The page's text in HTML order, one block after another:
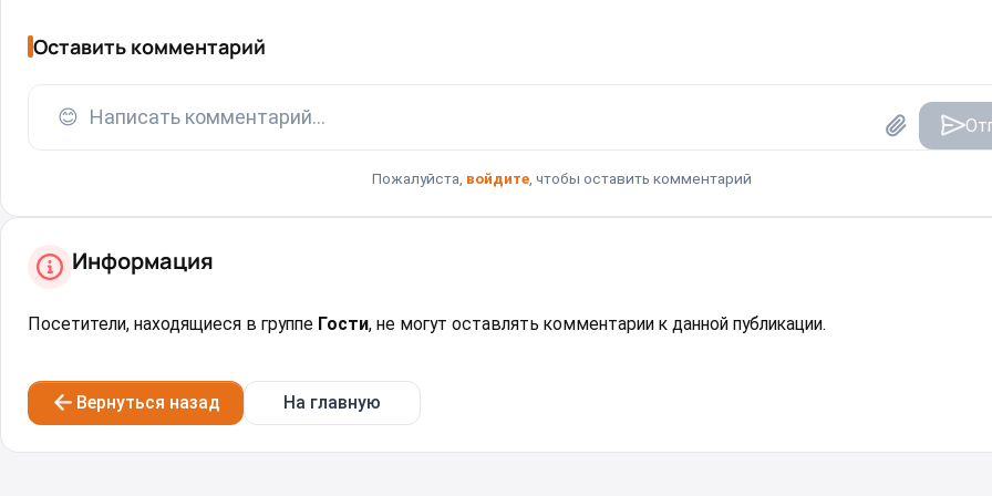
Оставить комментарий
😊 Написать комментарий...
Пожалуйста, войдите, чтобы оставить комментарий
Информация
Посетители, находящиеся в группе Гости, не могут оставлять комментарии к данной публикации.
Вернуться назад На главную